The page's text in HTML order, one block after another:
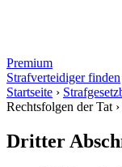
Premium
Strafverteidiger finden
Startseite ›
Rechtsfolgen der Tat ›
Dritter